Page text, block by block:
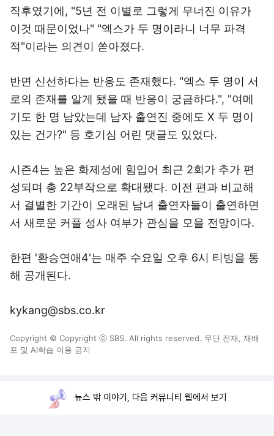
직후였기에, "5년 전 이별로 그렇게 무너진 이유가
이것 때문이었나" "엑스가 두 명이라니 너무 파격
적"이라는 의견이 쏟아졌다.
반면 신선하다는 반응도 존재했다. "엑스 두 명이 서
로의 존재를 알게 됐을 때 반응이 궁금하다.", "여메
기도 한 명 남았는데 남자 출연진 중에도 X 두 명이
있는 건가?" 등 호기심 어린 댓글도 있었다.
시즌4는 높은 화제성에 힘입어 최근 2회가 추가 편
성되며 총 22부작으로 확대됐다. 이전 편과 비교해
서 결별한 기간이 오래된 남녀 출연자들이 출연하면
서 새로운 커플 성사 여부가 관심을 모을 전망이다.
한편 '환승연애4'는 매주 수요일 오후 6시 티빙을 통
해 공개된다.
kykang@sbs.co.kr
Copyright © Copyright ⓒ SBS. All rights reserved. 무단 전재, 재배
포 및 AI학습 이용 금지
뉴스 밖 이야기, 다음 커뮤니티 웹에서 보기